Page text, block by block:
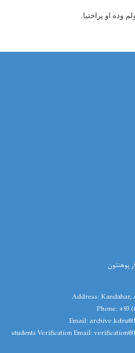
وده او پراختیا.
پوهنتون
Address:Kandahar,
Phone: +93
Email:
students Verification Email: